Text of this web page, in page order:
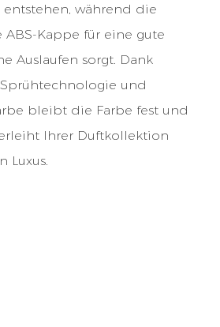
entstehen, während die
ABS-Kappe für eine gute
Auslaufen sorgt. Dank
und
bleibt die Farbe fest und
Ihrer Duftkollektion
Luxus.